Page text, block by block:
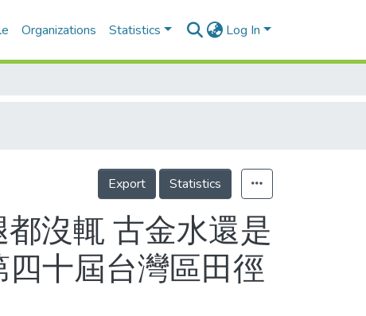
Organizations Statistics Log In
Export Statistics
沒輒 古金水還是
十屆台灣區田徑